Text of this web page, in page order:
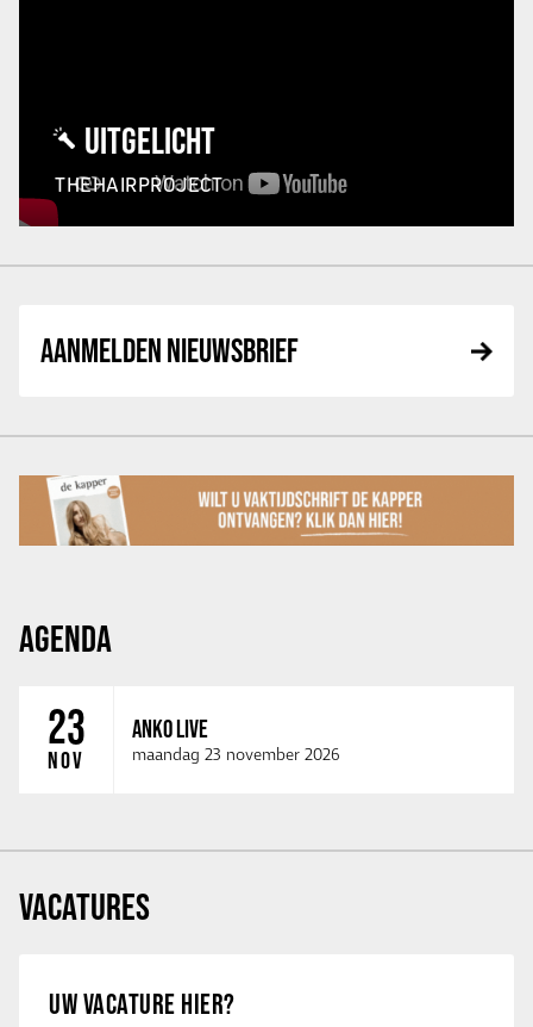
UITGELICHT
THEHAIRPROJECT
AANMELDEN NIEUWSBRIEF
AGENDA
23
NOV
ANKO LIVE
maandag 23 november 2026
VACATURES
UW VACATURE HIER?